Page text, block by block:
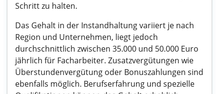
Schritt zu halten.
Das Gehalt in der Instandhaltung variiert je nach
Region und Unternehmen, liegt jedoch
durchschnittlich zwischen 35.000 und 50.000 Euro
jährlich für Facharbeiter. Zusatzvergütungen wie
Überstundenvergütung oder Bonuszahlungen sind
ebenfalls möglich. Berufserfahrung und spezielle